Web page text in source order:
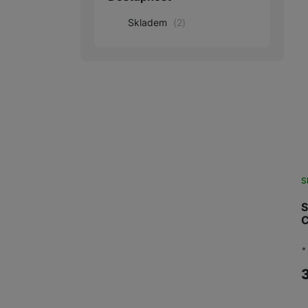
AudioSkladem (2)